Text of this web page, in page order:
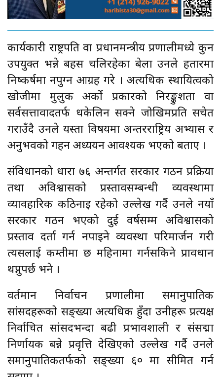
कार्यकारी राष्ट्रपति वा प्रधानमन्त्रीय प्रणालीमध्ये कुन
उपयुक्त भन्ने बहस चलिरहेका बेला उनले हतारमा
निष्कर्षमा नपुग्न आग्रह गरे । अत्यधिक स्थायित्वको
खोजीमा मुलुक अर्को प्रकारको निरङ्कुशता वा
सर्वसत्तावादतर्फ धकेलिन सक्ने जोखिमप्रति सचेत
गराउँदै उनले यस्ता विषयमा अन्तरराष्ट्रिय अभ्यास र
अनुभवको गहन अध्ययन आवश्यक भएको बताए ।
संविधानको धारा ७६ अन्तर्गत सरकार गठन प्रक्रिया
तथा अविश्वासको प्रस्तावसम्बन्धी व्यवस्थामा
व्यावहारिक कठिनाइ रहेको उल्लेख गर्दै उनले नयाँ
सरकार गठन भएको दुई वर्षसम्म अविश्वासको
प्रस्ताव दर्ता गर्न नपाइने व्यवस्था परिमार्जन गरी
त्यसलाई कम्तीमा छ महिनामा गर्नसकिने प्रावधान
थप्नुपर्छ भने ।
वर्तमान निर्वाचन प्रणालीमा समानुपातिक
सांसदहरूको सङ्ख्या अत्यधिक हुँदा उनीहरू प्रत्यक्ष
निर्वाचित सांसदभन्दा बढी प्रभावशाली र संसद्मा
निर्णायक बन्ने प्रवृत्ति देखिएको उल्लेख गर्दै उनले
समानुपातिकतर्फको सङ्ख्या ६० मा सीमित गर्न